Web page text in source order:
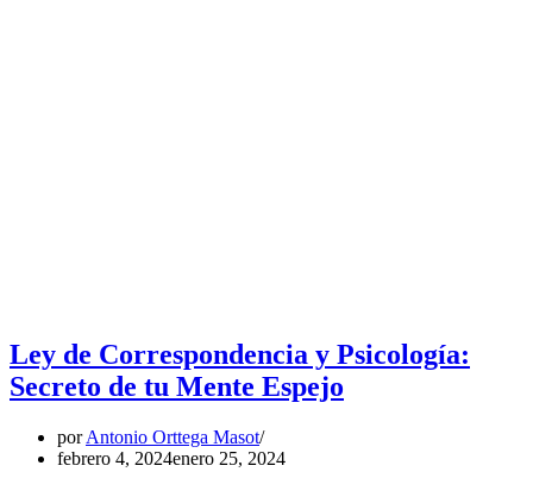
Ley de Correspondencia y Psicología:
Secreto de tu Mente Espejo
porAntonio Orttega Masot
febrero 4, 2024enero 25, 2024